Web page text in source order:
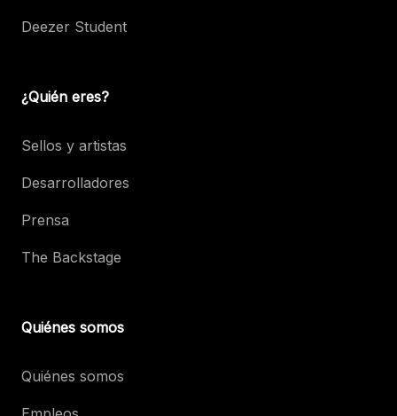
Deezer Student
¿Quién eres?
Sellos y artistas
Desarrolladores
Prensa
The Backstage
Quiénes somos
Quiénes somos